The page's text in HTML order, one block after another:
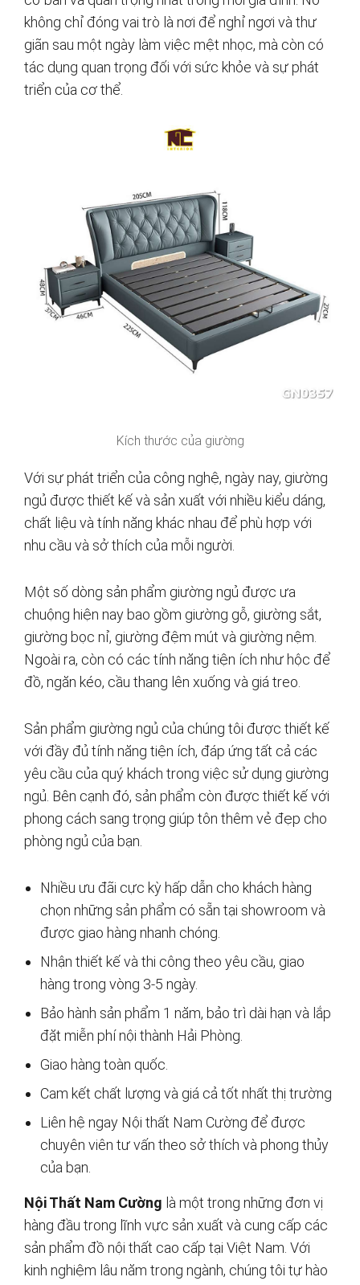
không chỉ đóng vai trò là nơi để nghỉ ngơi và thư
giãn sau một ngày làm việc mệt nhọc, mà còn có
tác dụng quan trọng đối với sức khỏe và sự phát
triển của cơ thể.
Kích thước của giường
Với sự phát triển của công nghệ, ngày nay, giường
ngủ được thiết kế và sản xuất với nhiều kiểu dáng,
chất liệu và tính năng khác nhau để phù hợp với
nhu cầu và sở thích của mỗi người.
Một số dòng sản phẩm giường ngủ được ưa
chuộng hiện nay bao gồm giường gỗ, giường sắt,
giường bọc nỉ, giường đệm mút và giường nệm.
Ngoài ra, còn có các tính năng tiện ích như hộc để
đồ, ngăn kéo, cầu thang lên xuống và giá treo.
Sản phẩm giường ngủ của chúng tôi được thiết kế
với đầy đủ tính năng tiện ích, đáp ứng tất cả các
yêu cầu của quý khách trong việc sử dụng giường
ngủ. Bên cạnh đó, sản phẩm còn được thiết kế với
phong cách sang trọng giúp tôn thêm vẻ đẹp cho
phòng ngủ của bạn.
Nhiều ưu đãi cực kỳ hấp dẫn cho khách hàng
chọn những sản phẩm có sẵn tại showroom và
được giao hàng nhanh chóng.
Nhận thiết kế và thi công theo yêu cầu, giao
hàng trong vòng 3-5 ngày.
Bảo hành sản phẩm 1 năm, bảo trì dài hạn và lắp
đặt miễn phí nội thành Hải Phòng.
Giao hàng toàn quốc.
Cam kết chất lượng và giá cả tốt nhất thị trường
Liên hệ ngay Nội thất Nam Cường để được
chuyên viên tư vấn theo sở thích và phong thủy
của bạn.
Nội Thất Nam Cường là một trong những đơn vị
hàng đầu trong lĩnh vực sản xuất và cung cấp các
sản phẩm đồ nội thất cao cấp tại Việt Nam. Với
kinh nghiệm lâu năm trong ngành, chúng tôi tự hào